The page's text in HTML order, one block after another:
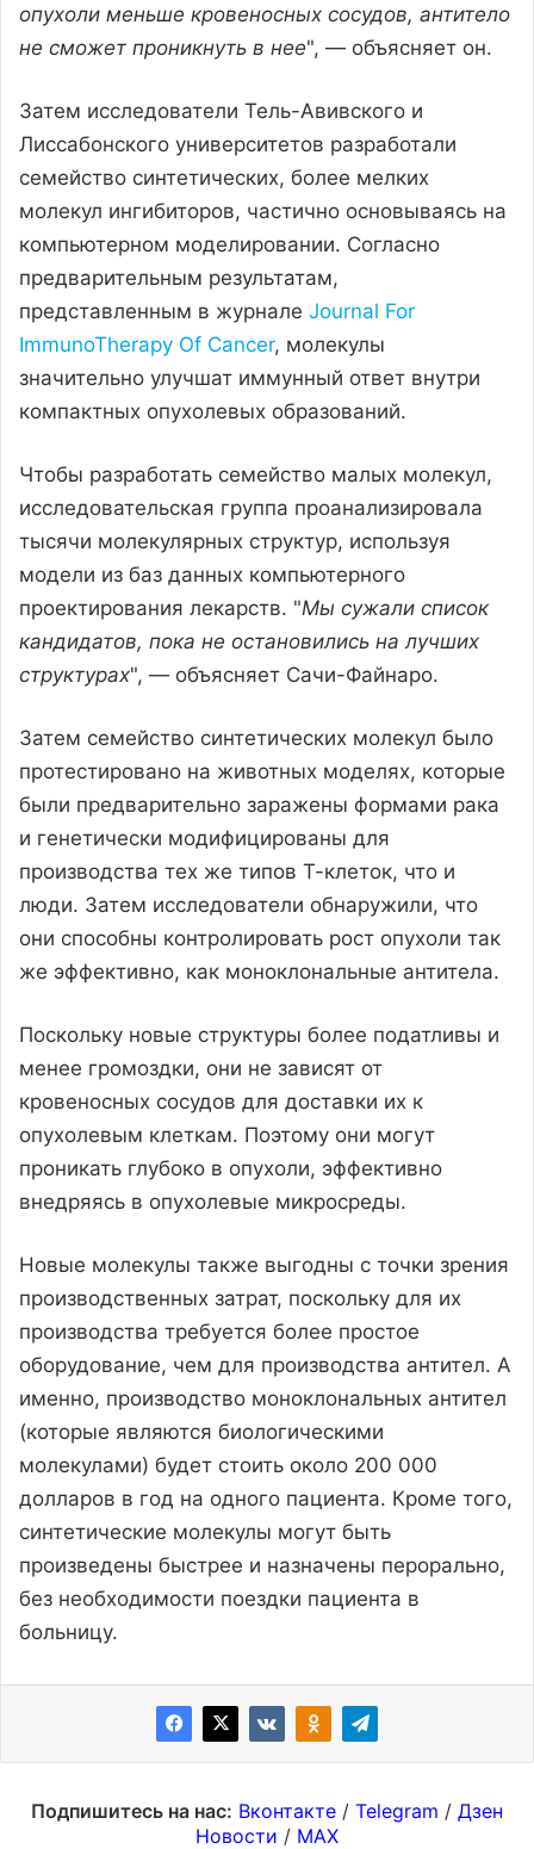
опухоли меньше кровеносных сосудов, антитело
не сможет проникнуть в нее", — объясняет он.
Затем исследователи Тель-Авивского и
Лиссабонского университетов разработали
семейство синтетических, более мелких
молекул ингибиторов, частично основываясь на
компьютерном моделировании. Согласно
предварительным результатам,
представленным в журнале Journal For
ImmunoTherapy Of Cancer, молекулы
значительно улучшат иммунный ответ внутри
компактных опухолевых образований.
Чтобы разработать семейство малых молекул,
исследовательская группа проанализировала
тысячи молекулярных структур, используя
модели из баз данных компьютерного
проектирования лекарств. "Мы сужали список
кандидатов, пока не остановились на лучших
структурах", — объясняет Сачи-Файнаро.
Затем семейство синтетических молекул было
протестировано на животных моделях, которые
были предварительно заражены формами рака
и генетически модифицированы для
производства тех же типов Т-клеток, что и
люди. Затем исследователи обнаружили, что
они способны контролировать рост опухоли так
же эффективно, как моноклональные антитела.
Поскольку новые структуры более податливы и
менее громоздки, они не зависят от
кровеносных сосудов для доставки их к
опухолевым клеткам. Поэтому они могут
проникать глубоко в опухоли, эффективно
внедряясь в опухолевые микросреды.
Новые молекулы также выгодны с точки зрения
производственных затрат, поскольку для их
производства требуется более простое
оборудование, чем для производства антител. А
именно, производство моноклональных антител
(которые являются биологическими
молекулами) будет стоить около 200 000
долларов в год на одного пациента. Кроме того,
синтетические молекулы могут быть
произведены быстрее и назначены перорально,
без необходимости поездки пациента в
больницу.
Подпишитесь на нас: Вконтакте / Telegram / Дзен
Новости / MAX